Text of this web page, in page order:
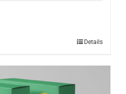
Details